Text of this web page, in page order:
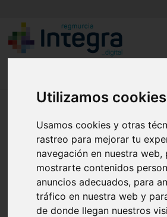
Utilizamos cookies
Usamos cookies y otras
rastreo para mejorar tu
navegación en nuestra web,
mostrarte contenidos
anuncios adecuados, para
tráfico en nuestra web y
de donde llegan nuestros
Región de Murcia Digital
Fondos documentales | Colecciones